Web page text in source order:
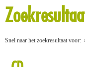
Snel naar het zoekresultaat voor: